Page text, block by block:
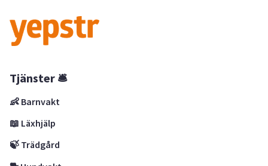
Tjänster 🛎
👶 Barnvakt
📖 Läxhjälp
🍃 Trädgård